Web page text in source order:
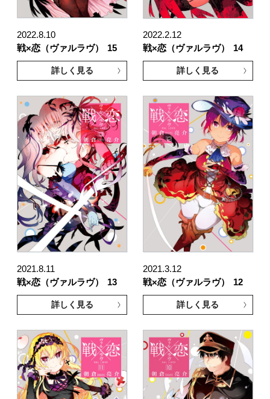
2022.8.10
戦×恋（ヴァルラヴ）
15
詳しく見る
2022.2.12
戦×恋（ヴァルラヴ）
14
詳しく見る
2021.8.11
戦×恋（ヴァルラヴ）
13
詳しく見る
2021.3.12
戦×恋（ヴァルラヴ）
12
詳しく見る